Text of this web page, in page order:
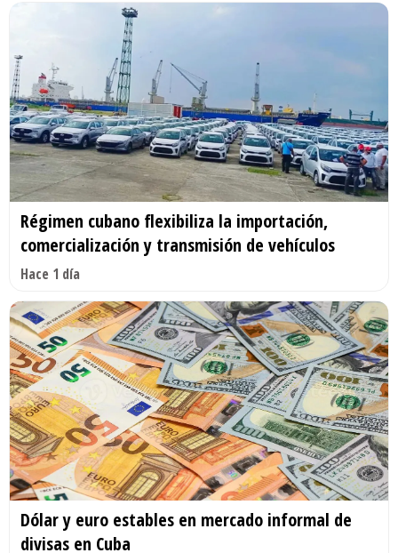
Régimen cubano flexibiliza la importación,
comercialización y transmisión de vehículos
Hace 1 día
Dólar y euro estables en mercado informal de
divisas en Cuba